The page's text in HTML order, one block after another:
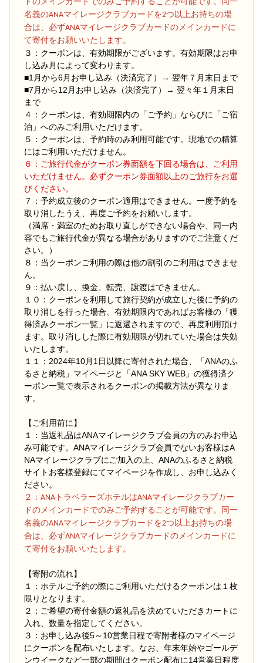
ドのメインカードでのみご予約することが可能です。同一
名義のANAマイレージクラブカードを2つ以上お持ちの場
合は、必ずANAマイレージクラブカードのメインカードに
て寄付をお願いいたします。
３：クーポンは、有効期限がございます。有効期限はお申
し込み月によって変わります。
■1月から6月お申し込み（決済完了）→ 翌年７月末日まで
■7月から12月お申し込み（決済完了）→ 翌々年１月末日
まで
４：クーポンは、有効期限内の「ご予約」ならびに「ご宿
泊」へのみご利用いただけます。
５：クーポンは、予約時のみ利用可能です。現地での精算
にはご利用いただけません。
６：ご旅行代金がクーポン券面額を下回る場合は、ご利用
いただけません。必ずクーポン券面額以上のご旅行をお選
びください。
７：予約成立後のクーポン適用はできません。一度予約を
取り消したうえ、再度ご予約をお願いします。
（満席・満室のためお取り直しができない場合や、同一内
容でもご旅行代金が異なる場合がありますのでご注意くだ
さい。）
８：当クーポンご利用の際は他の割引のご利用はできませ
ん。
９：払い戻し、換金、転売、譲渡はできません。
１０：クーポンを利用して旅行契約が成立した後に予約の
取り消しを行った場合、有効期限内であればお客様の「獲
得済みクーポン一覧」に返還されますので、再度利用頂け
ます。取り消しした際に有効期限が切れていた場合は失効
いたします。
１１：2024年10月1日以降に寄付された場合、「ANAのふ
るさと納税」マイページと「ANA SKY WEB」の獲得済ク
ーポン一覧で表示されるクーポンの掲載方法が異なりま
す。
【ご利用前に】
１：当返礼品はANAマイレージクラブ会員の方のみお申込
み可能です。ANAマイレージクラブ会員でないお客様はA
NAマイレージクラブにご加入の上、ANAのふるさと納税
サイトお客様登録にてマイページを作成し、お申し込みく
ださい。
２ ：ANAトラベラーズホテルはANAマイレージクラブカー
ドのメインカードでのみご予約することが可能です。同一
名義のANAマイレージクラブカードを2つ以上お持ちの場
合は、必ずANAマイレージクラブカードのメインカードに
て寄付をお願いいたします。
【寄附の流れ】
１：ホテルご予約の際にご利用いただけるクーポンは１枚
限りとなります。
２：ご希望の寄付金額の返礼品を決めていただきカートに
入れ、数量を指定してください。
３：お申し込み後5～10営業日程で寄附者様のマイページ
にクーポンを配布いたします。なお、年末年始やゴールデ
ンウイークなど一部の期間はクーポン配布に14営業日程度